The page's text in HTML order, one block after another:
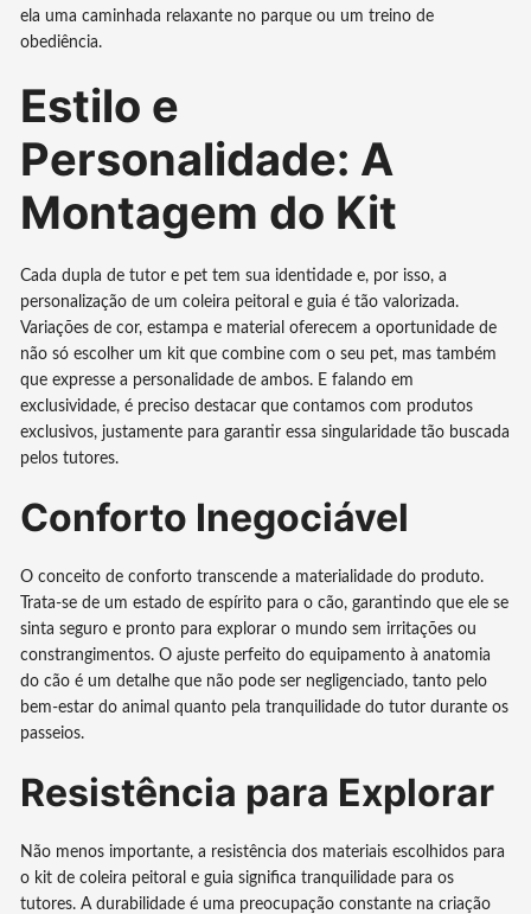
ela uma caminhada relaxante no parque ou um treino de
obediência.
Estilo e
Personalidade: A
Montagem do Kit
Cada dupla de tutor e pet tem sua identidade e, por isso, a
personalização de um coleira peitoral e guia é tão valorizada.
Variações de cor, estampa e material oferecem a oportunidade de
não só escolher um kit que combine com o seu pet, mas também
que expresse a personalidade de ambos. E falando em
exclusividade, é preciso destacar que contamos com produtos
exclusivos, justamente para garantir essa singularidade tão buscada
pelos tutores.
Conforto Inegociável
O conceito de conforto transcende a materialidade do produto.
Trata-se de um estado de espírito para o cão, garantindo que ele se
sinta seguro e pronto para explorar o mundo sem irritações ou
constrangimentos. O ajuste perfeito do equipamento à anatomia
do cão é um detalhe que não pode ser negligenciado, tanto pelo
bem-estar do animal quanto pela tranquilidade do tutor durante os
passeios.
Resistência para Explorar
Não menos importante, a resistência dos materiais escolhidos para
o kit de coleira peitoral e guia significa tranquilidade para os
tutores. A durabilidade é uma preocupação constante na criação